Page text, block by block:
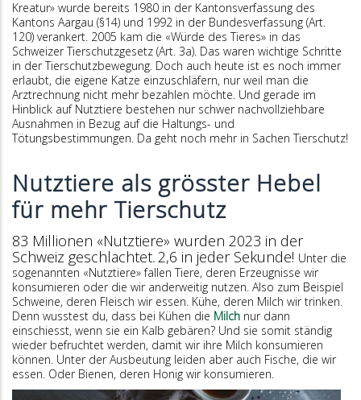
Kreatur» wurde bereits 1980 in der Kantonsverfassung des
Kantons Aargau (§14) und 1992 in der Bundesverfassung (Art.
120) verankert. 2005 kam die «Würde des Tieres» in das
Schweizer Tierschutzgesetz (Art. 3a). Das waren wichtige Schritte
in der Tierschutzbewegung. Doch auch heute ist es noch immer
erlaubt, die eigene Katze einzuschläfern, nur weil man die
Arztrechnung nicht mehr bezahlen möchte. Und gerade im
Hinblick auf Nutztiere bestehen nur schwer nachvollziehbare
Ausnahmen in Bezug auf die Haltungs- und
Tötungsbestimmungen. Da geht noch mehr in Sachen Tierschutz!
Nutztiere als grösster Hebel
für mehr Tierschutz
83 Millionen «Nutztiere» wurden 2023 in der
Schweiz geschlachtet. 2,6 in jeder Sekunde! Unter die
sogenannten «Nutztiere» fallen Tiere, deren Erzeugnisse wir
konsumieren oder die wir anderweitig nutzen. Also zum Beispiel
Schweine, deren Fleisch wir essen. Kühe, deren Milch wir trinken.
Denn wusstest du, dass bei Kühen die Milch nur dann
einschiesst, wenn sie ein Kalb gebären? Und sie somit ständig
wieder befruchtet werden, damit wir ihre Milch konsumieren
können. Unter der Ausbeutung leiden aber auch Fische, die wir
essen. Oder Bienen, deren Honig wir konsumieren.